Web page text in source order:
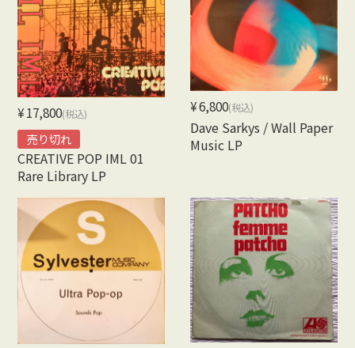
¥17,800(税込)
売り切れ
CREATIVE POP IML 01
Rare Library LP
¥6,800(税込)
Dave Sarkys / Wall Paper
Music LP